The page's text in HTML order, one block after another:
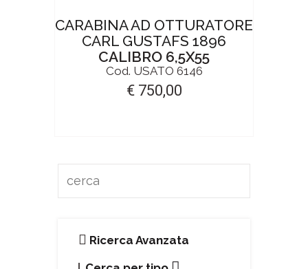
CARABINA AD OTTURATORE
CARL GUSTAFS 1896
CALIBRO 6,5X55
Cod. USATO 6146
€ 750,00
Ricerca Avanzata